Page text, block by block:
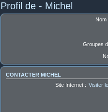
Profil de - Michel
Nom
Groupes
CONTACTER MICHEL
Site Internet : Visiter